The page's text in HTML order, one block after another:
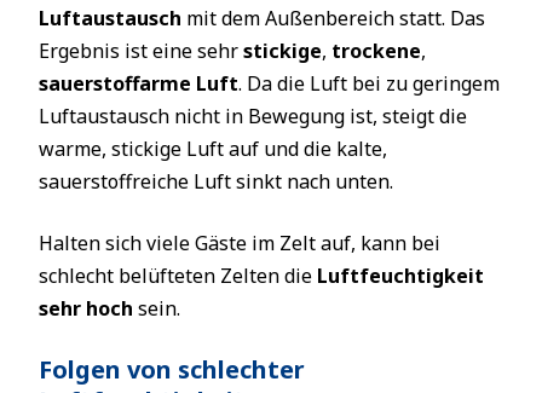
Luftaustausch mit dem Außenbereich statt. Das
Ergebnis ist eine sehrstickige, trockene,
sauerstoffarme Luft. Da die Luft bei zu geringem
Luftaustausch nicht in Bewegung ist, steigt die
warme, stickige Luft auf und die kalte,
sauerstoffreiche Luft sinkt nach unten.
Halten sich viele Gäste im Zelt auf, kann bei
schlecht belüfteten Zelten die Luftfeuchtigkeit
sehr hoch sein.
Folgen von schlechter